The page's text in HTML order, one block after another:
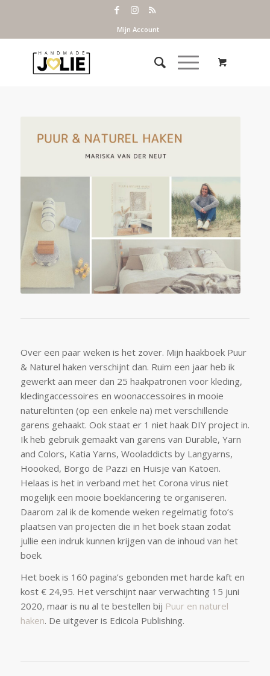
Mijn Account
Over een paar weken is het zover. Mijn haakboek Puur
& Naturel haken verschijnt dan. Ruim een jaar heb ik
gewerkt aan meer dan 25 haakpatronen voor kleding,
kledingaccessoires en woonaccessoires in mooie
natureltinten (op een enkele na) met verschillende
garens gehaakt. Ook staat er 1 niet haak DIY project in.
Ik heb gebruik gemaakt van garens van Durable, Yarn
and Colors, Katia Yarns, Wooladdicts by Langyarns,
Hoooked, Borgo de Pazzi en Huisje van Katoen.
Helaas is het in verband met het Corona virus niet
mogelijk een mooie boeklancering te organiseren.
Daarom zal ik de komende weken regelmatig foto’s
plaatsen van projecten die in het boek staan zodat
jullie een indruk kunnen krijgen van de inhoud van het
boek.
Het boek is 160 pagina’s gebonden met harde kaft en
kost € 24,95. Het verschijnt naar verwachting 15 juni
2020, maar is nu al te bestellen bij Puur en naturel
haken. De uitgever is Edicola Publishing.